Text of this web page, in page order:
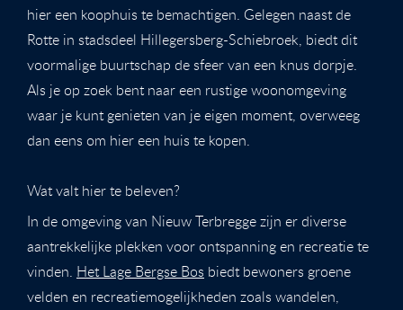
hier een koophuis te bemachtigen. Gelegen naast de
Rotte in stadsdeel Hillegersberg-Schiebroek, biedt dit
voormalige buurtschap de sfeer van een knus dorpje.
Als je op zoek bent naar een rustige woonomgeving
waar je kunt genieten van je eigen moment, overweeg
dan eens om hier een huis te kopen.
Wat valt hier te beleven?
In de omgeving van Nieuw Terbregge zijn er diverse
aantrekkelijke plekken voor ontspanning en recreatie te
vinden. Het Lage Bergse Bos biedt bewoners groene
velden en recreatiemogelijkheden zoals wandelen,